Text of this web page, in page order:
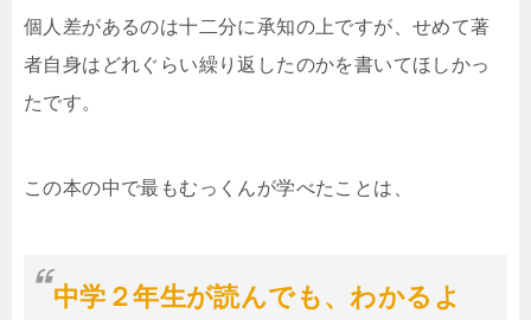
個人差があるのは十二分に承知の上ですが、せめて著
者自身はどれぐらい繰り返したのかを書いてほしかっ
たです。
この本の中で最もむっくんが学べたことは、
中学２年生が読んでも、わかるよ